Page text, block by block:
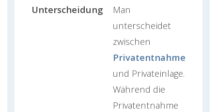
Unterscheidung
Man
unterscheidet
zwischen
Privatentnahme
und Privateinlage.
Während die
Privatentnahme